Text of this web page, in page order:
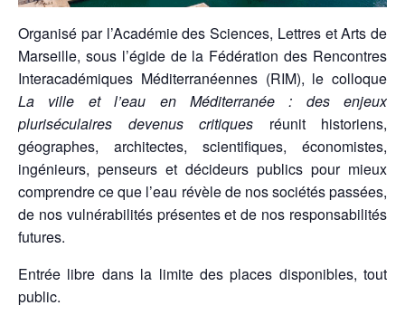
Organisé par l’Académie des Sciences, Lettres et Arts de
Marseille, sous l’égide de la Fédération des Rencontres
Interacadémiques Méditerranéennes (RIM), le colloque
La ville et l’eau en Méditerranée : des enjeux
pluriséculaires devenus critiques réunit historiens,
géographes, architectes, scientifiques, économistes,
ingénieurs, penseurs et décideurs publics pour mieux
comprendre ce que l’eau révèle de nos sociétés passées,
de nos vulnérabilités présentes et de nos responsabilités
futures.
Entrée libre dans la limite des places disponibles, tout
public.